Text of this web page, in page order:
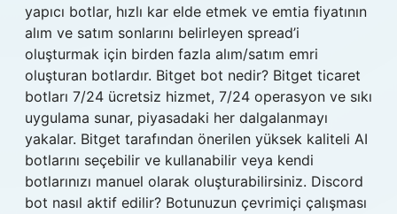
yapıcı botlar, hızlı kar elde etmek ve emtia fiyatının
alım ve satım sonlarını belirleyen spread’i
oluşturmak için birden fazla alım/satım emri
oluşturan botlardır. Bitget bot nedir? Bitget ticaret
botları 7/24 ücretsiz hizmet, 7/24 operasyon ve sıkı
uygulama sunar, piyasadaki her dalgalanmayı
yakalar. Bitget tarafından önerilen yüksek kaliteli AI
botlarını seçebilir ve kullanabilir veya kendi
botlarınızı manuel olarak oluşturabilirsiniz. Discord
bot nasıl aktif edilir? Botunuzun çevrimiçi çalışması